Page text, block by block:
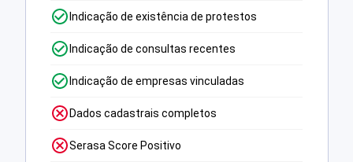
Indicação de existência de protestos
Indicação de consultas recentes
Indicação de empresas vinculadas
Dados cadastrais completos
Serasa Score Positivo